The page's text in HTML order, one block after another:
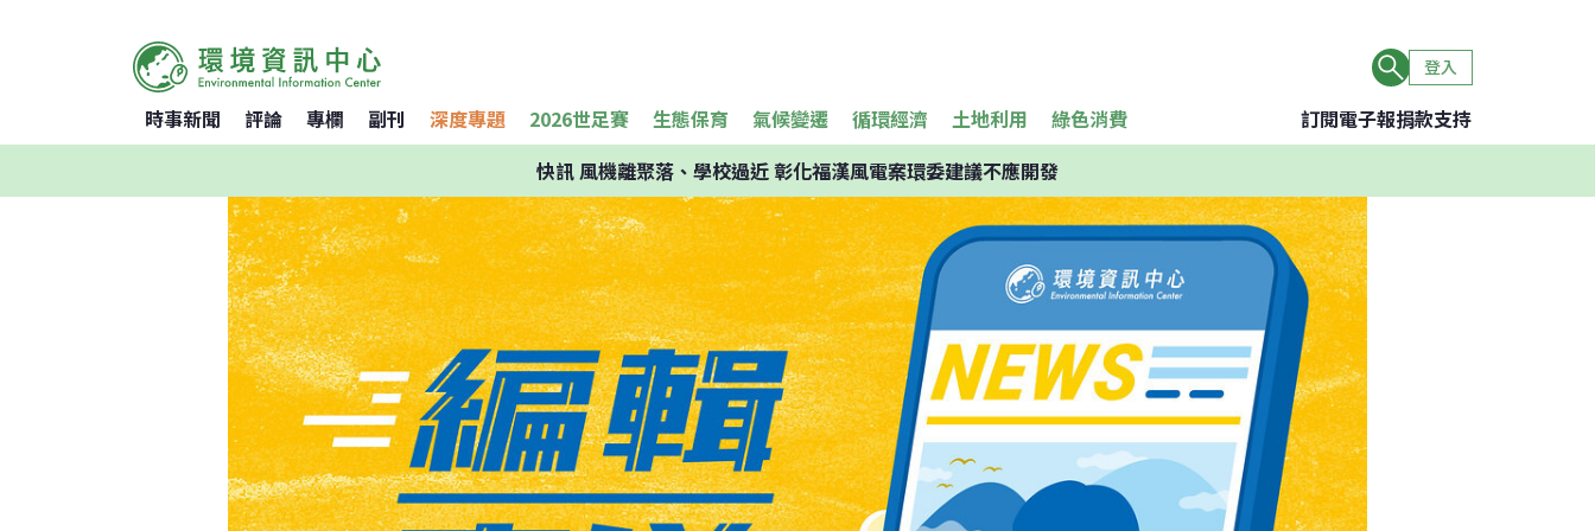
登入
時事新聞 評論 專欄 副刊 深度專題 2026世足賽 生態保育 氣候變遷 循環經濟 土地利用 綠色消費 訂閱電子報捐款支持
快訊風機離聚落、學校過近 彰化福漢風電案環委建議不應開發